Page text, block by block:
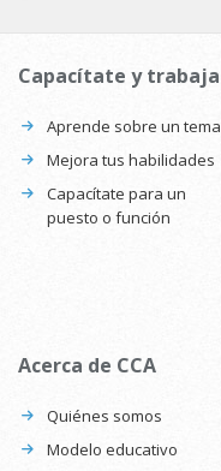
Capacítate y trabaja
Aprende sobre un tema
Mejora tus habilidades
Capacítate para un
puesto o función
Acerca de CCA
Quiénes somos
Modelo educativo